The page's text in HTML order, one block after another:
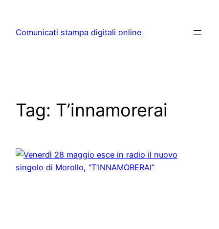
content
Comunicati stampa digitali online
Tag: T’innamorerai